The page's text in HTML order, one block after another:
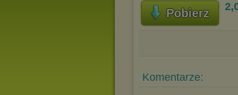
Pobierz
Komentarze: